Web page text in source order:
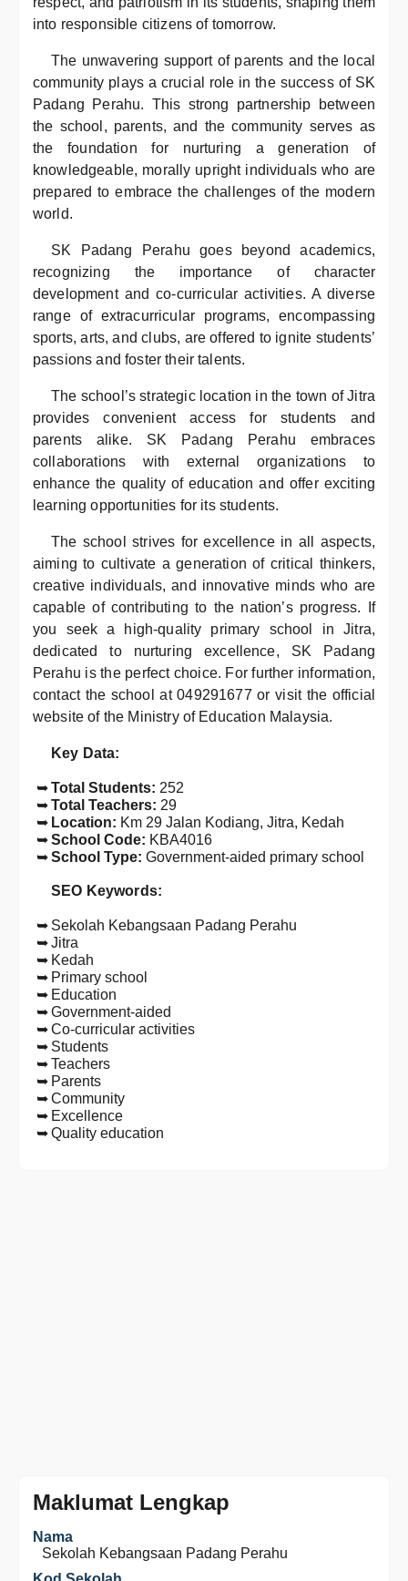
into responsible citizens of tomorrow.
The unwavering support of parents and the local
community plays a crucial role in the success of SK
Padang Perahu. This strong partnership between
the school, parents, and the community serves as
the foundation for nurturing a generation of
knowledgeable, morally upright individuals who are
prepared to embrace the challenges of the modern
world.
SK Padang Perahu goes beyond academics,
recognizing the importance of character
development and co-curricular activities. A diverse
range of extracurricular programs, encompassing
sports, arts, and clubs, are offered to ignite students’
passions and foster their talents.
The school’s strategic location in the town of Jitra
provides convenient access for students and
parents alike. SK Padang Perahu embraces
collaborations with external organizations to
enhance the quality of education and offer exciting
learning opportunities for its students.
The school strives for excellence in all aspects,
aiming to cultivate a generation of critical thinkers,
creative individuals, and innovative minds who are
capable of contributing to the nation’s progress. If
you seek a high-quality primary school in Jitra,
dedicated to nurturing excellence, SK Padang
Perahu is the perfect choice. For further information,
contact the school at 049291677 or visit the official
website of the Ministry of Education Malaysia.
Key Data:
Total Students: 252
Total Teachers: 29
Location: Km 29 Jalan Kodiang, Jitra, Kedah
School Code: KBA4016
School Type: Government-aided primary school
SEO Keywords:
Sekolah Kebangsaan Padang Perahu
Jitra
Kedah
Primary school
Education
Government-aided
Co-curricular activities
Students
Teachers
Parents
Community
Excellence
Quality education
Maklumat Lengkap
Nama
Sekolah Kebangsaan Padang Perahu